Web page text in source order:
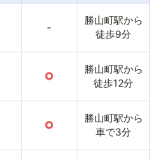
-
勝山町駅から
徒歩9分
○
勝山町駅から
徒歩12分
○
勝山町駅から
車で3分